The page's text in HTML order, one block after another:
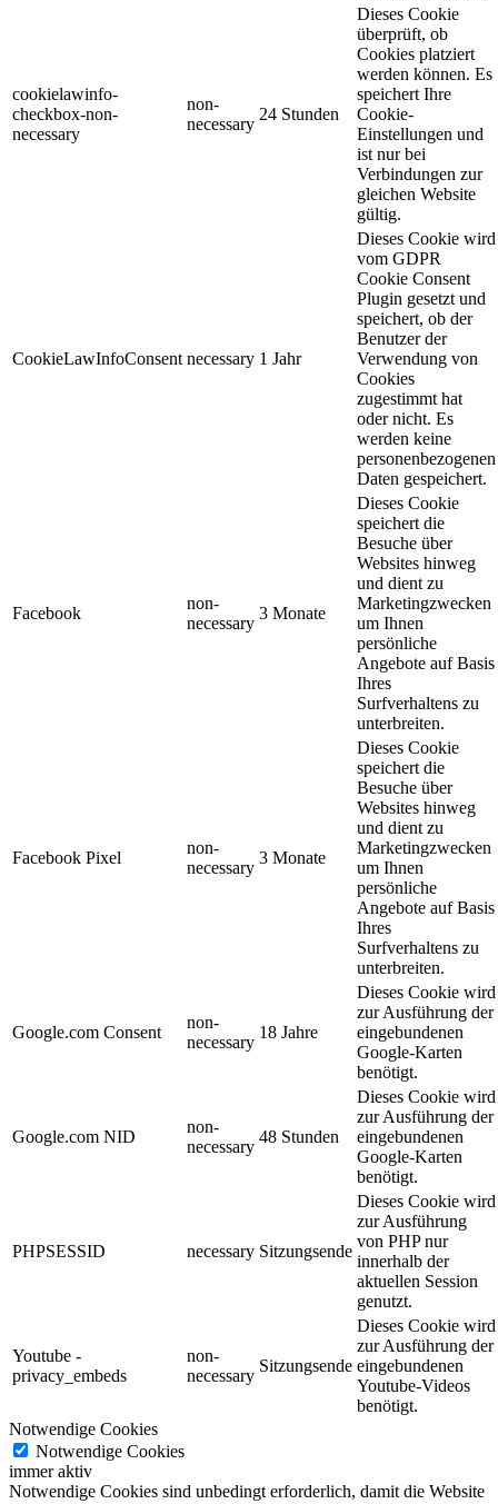
cookielawinfo-
checkbox-non-
necessary
non-
necessary
24 Stunden
Dieses Cookie
überprüft, ob
Cookies platziert
werden können. Es
speichert Ihre
Cookie-
Einstellungen und
ist nur bei
Verbindungen zur
gleichen Website
gültig.
CookieLawInfoConsent necessary 1 Jahr
Dieses Cookie wird
vom GDPR
Cookie Consent
Plugin gesetzt und
speichert, ob der
Benutzer der
Verwendung von
Cookies
zugestimmt hat
oder nicht. Es
werden keine
personenbezogenen
Daten gespeichert.
Facebook
non-
necessary
3 Monate
Dieses Cookie
speichert die
Besuche über
Websites hinweg
und dient zu
Marketingzwecken
um Ihnen
persönliche
Angebote auf Basis
Ihres
Surfverhaltens zu
unterbreiten.
Facebook Pixel
non-
necessary
3 Monate
Dieses Cookie
speichert die
Besuche über
Websites hinweg
und dient zu
Marketingzwecken
um Ihnen
persönliche
Angebote auf Basis
Ihres
Surfverhaltens zu
unterbreiten.
Google.com Consent
non-
necessary
18 Jahre
Dieses Cookie wird
zur Ausführung der
eingebundenen
Google-Karten
benötigt.
Google.com NID
non-
necessary
48 Stunden
Dieses Cookie wird
zur Ausführung der
eingebundenen
Google-Karten
benötigt.
PHPSESSID necessary Sitzungsende
Dieses Cookie wird
zur Ausführung
von PHP nur
innerhalb der
aktuellen Session
genutzt.
Youtube -
privacy_embeds
non-
necessary
Sitzungsende
Dieses Cookie wird
zur Ausführung der
eingebundenen
Youtube-Videos
benötigt.
Notwendige Cookies
Notwendige Cookies
immer aktiv
Notwendige Cookies sind unbedingt erforderlich, damit die Website